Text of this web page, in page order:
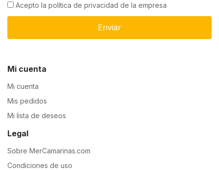
Acepto la política de privacidad de la empresa
Enviar
Mi cuenta
Mi cuenta
Mis pedidos
Mi lista de deseos
Legal
Sobre MerCamarinas.com
Condiciones de uso